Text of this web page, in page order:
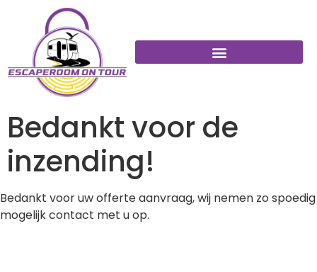
Bedankt voor de
inzending!
Bedankt voor uw offerte aanvraag, wij nemen zo spoedig
mogelijk contact met u op.